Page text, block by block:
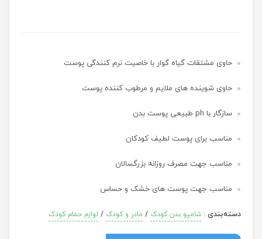
حاوی مشتقات گیاه گوار با خاصیت نرم کنندگی پوست
حاوی شوینده های ملایم و مرطوب کننده پوست
سازگار با ph طبیعی پوست بدن
مناسب برای پوست لطیف کودکان
مناسب جهت مصرف روزانه بزرگسالان
مناسب جهت پوست های خشک و حساس
دسته‌بندی: شامپو بدن کودک / مادر و کودک / لوازم حمام کودک